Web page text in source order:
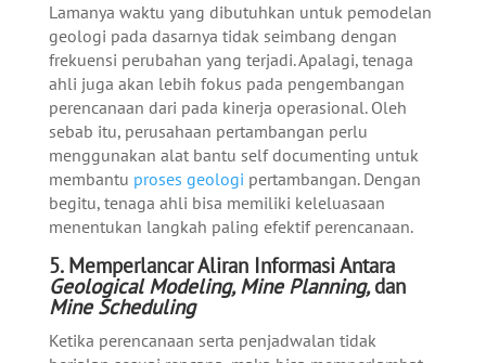
Lamanya waktu yang dibutuhkan untuk pemodelan
geologi pada dasarnya tidak seimbang dengan
frekuensi perubahan yang terjadi. Apalagi, tenaga
ahli juga akan lebih fokus pada pengembangan
perencanaan dari pada kinerja operasional. Oleh
sebab itu, perusahaan pertambangan perlu
menggunakan alat bantu self documenting untuk
membantu proses geologi pertambangan. Dengan
begitu, tenaga ahli bisa memiliki keleluasaan
menentukan langkah paling efektif perencanaan.
5. Memperlancar Aliran Informasi Antara
Geological Modeling, Mine Planning,dan
Mine Scheduling
Ketika perencanaan serta penjadwalan tidak